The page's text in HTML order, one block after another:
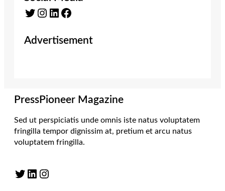
Twitter Instagram LinkedIn Facebook
Advertisement
PressPioneer Magazine
Sed ut perspiciatis unde omnis iste natus voluptatem
fringilla tempor dignissim at, pretium et arcu natus
voluptatem fringilla.
Twitter LinkedIn Instagram